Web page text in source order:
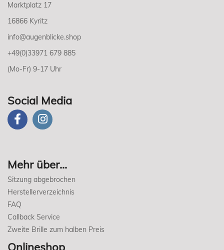
Marktplatz 17
16866 Kyritz
info@augenblicke.shop
+49(0)33971 679 885
(Mo-Fr) 9-17 Uhr
Social Media
Mehr über...
Sitzung abgebrochen
Herstellerverzeichnis
FAQ
Callback Service
Zweite Brille zum halben Preis
Onlineshop